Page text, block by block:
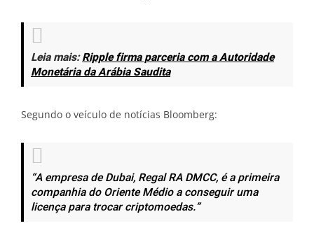
Leia mais:Ripple firma parceria com a Autoridade
Monetária da Arábia Saudita
Segundo o veículo de notícias Bloomberg:
“A empresa de Dubai, Regal RA DMCC, é a primeira
companhia do Oriente Médio a conseguir uma
licença para trocar criptomoedas.”